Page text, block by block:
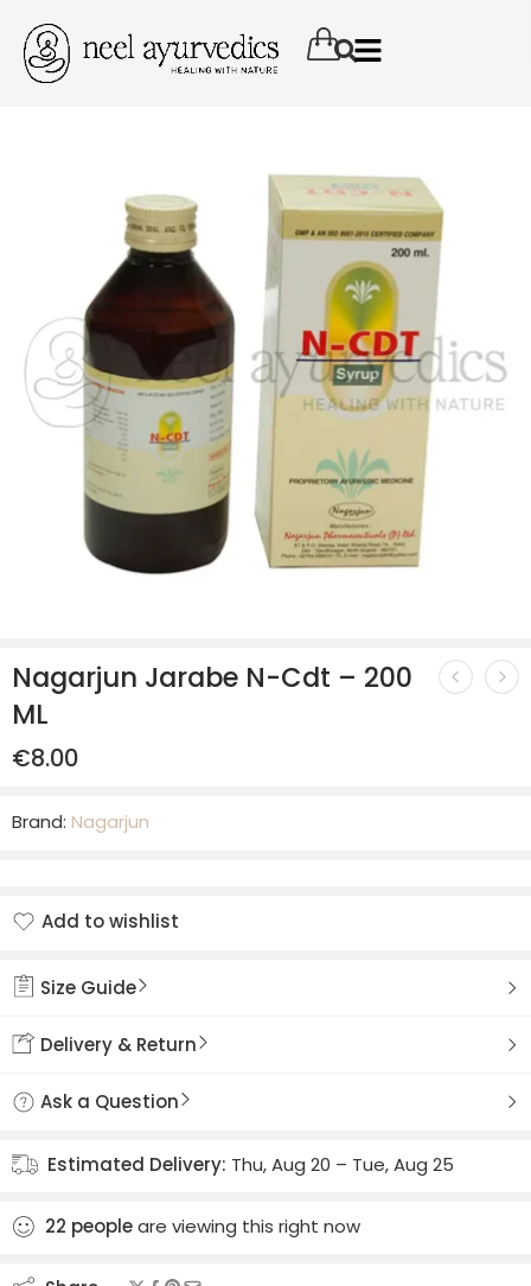
Nagarjun Jarabe N-Cdt – 200
ML
€8.00
Brand: Nagarjun
Add to wishlist
Size Guide
Delivery & Return
Ask a Question
Estimated Delivery: Thu, Aug 20 – Tue, Aug 25
22 peopleare viewing this right now